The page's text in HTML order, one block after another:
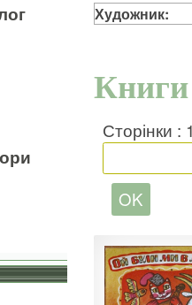
Художник:
Книги
Сторінки : 1